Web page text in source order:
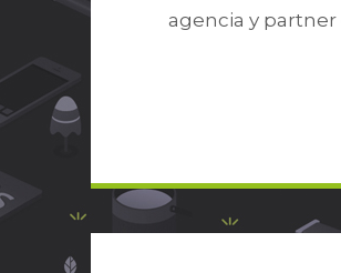
agencia y partner